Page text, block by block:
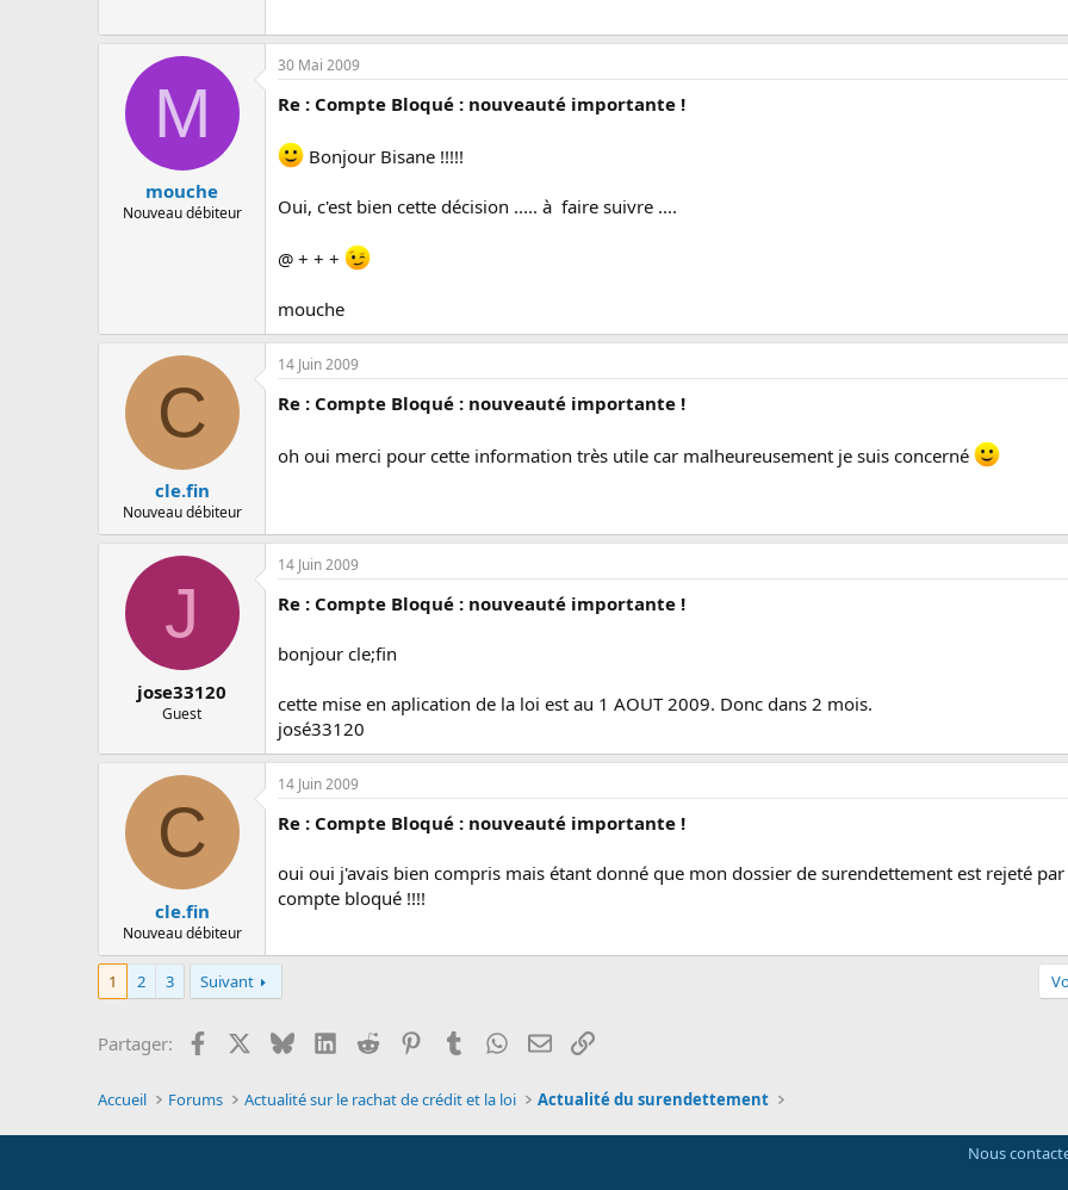
M
mouche
Nouveau débiteur
30 Mai 2009
Re : Compte Bloqué : nouveauté importante !
Bonjour Bisane !!!!!
Oui, c'est bien cette décision ..... à faire suivre ....
@ + + +
mouche
C
cle.fin
Nouveau débiteur
14 Juin 2009
Re : Compte Bloqué : nouveauté importante !
oh oui merci pour cette information très utile car malheureusement je suis concerné
J
jose33120
Guest
14 Juin 2009
Re : Compte Bloqué : nouveauté importante !
bonjour cle;fin
cette mise en aplication de la loi est au 1 AOUT 2009. Donc dans 2 mois.
josé33120
C
cle.fin
Nouveau débiteur
14 Juin 2009
Re : Compte Bloqué : nouveauté importante !
oui oui j'avais bien compris mais étant donné que mon dossier de surendettement est rejeté
compte bloqué !!!!
1 2 3 Suivant
Partager: Facebook BlueskyLinkedInReddit PinterestTumblrWhatsApp
EmailLien
Accueil Forums Actualité sur le rachat de crédit et la loi Actualité du surendettement
Nous